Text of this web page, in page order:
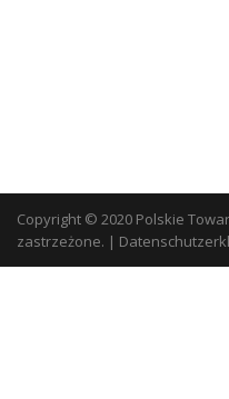
Copyright © 2020 Polskie
zastrzeżone. |